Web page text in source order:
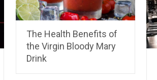
The Health Benefits of
the Virgin Bloody Mary
Drink